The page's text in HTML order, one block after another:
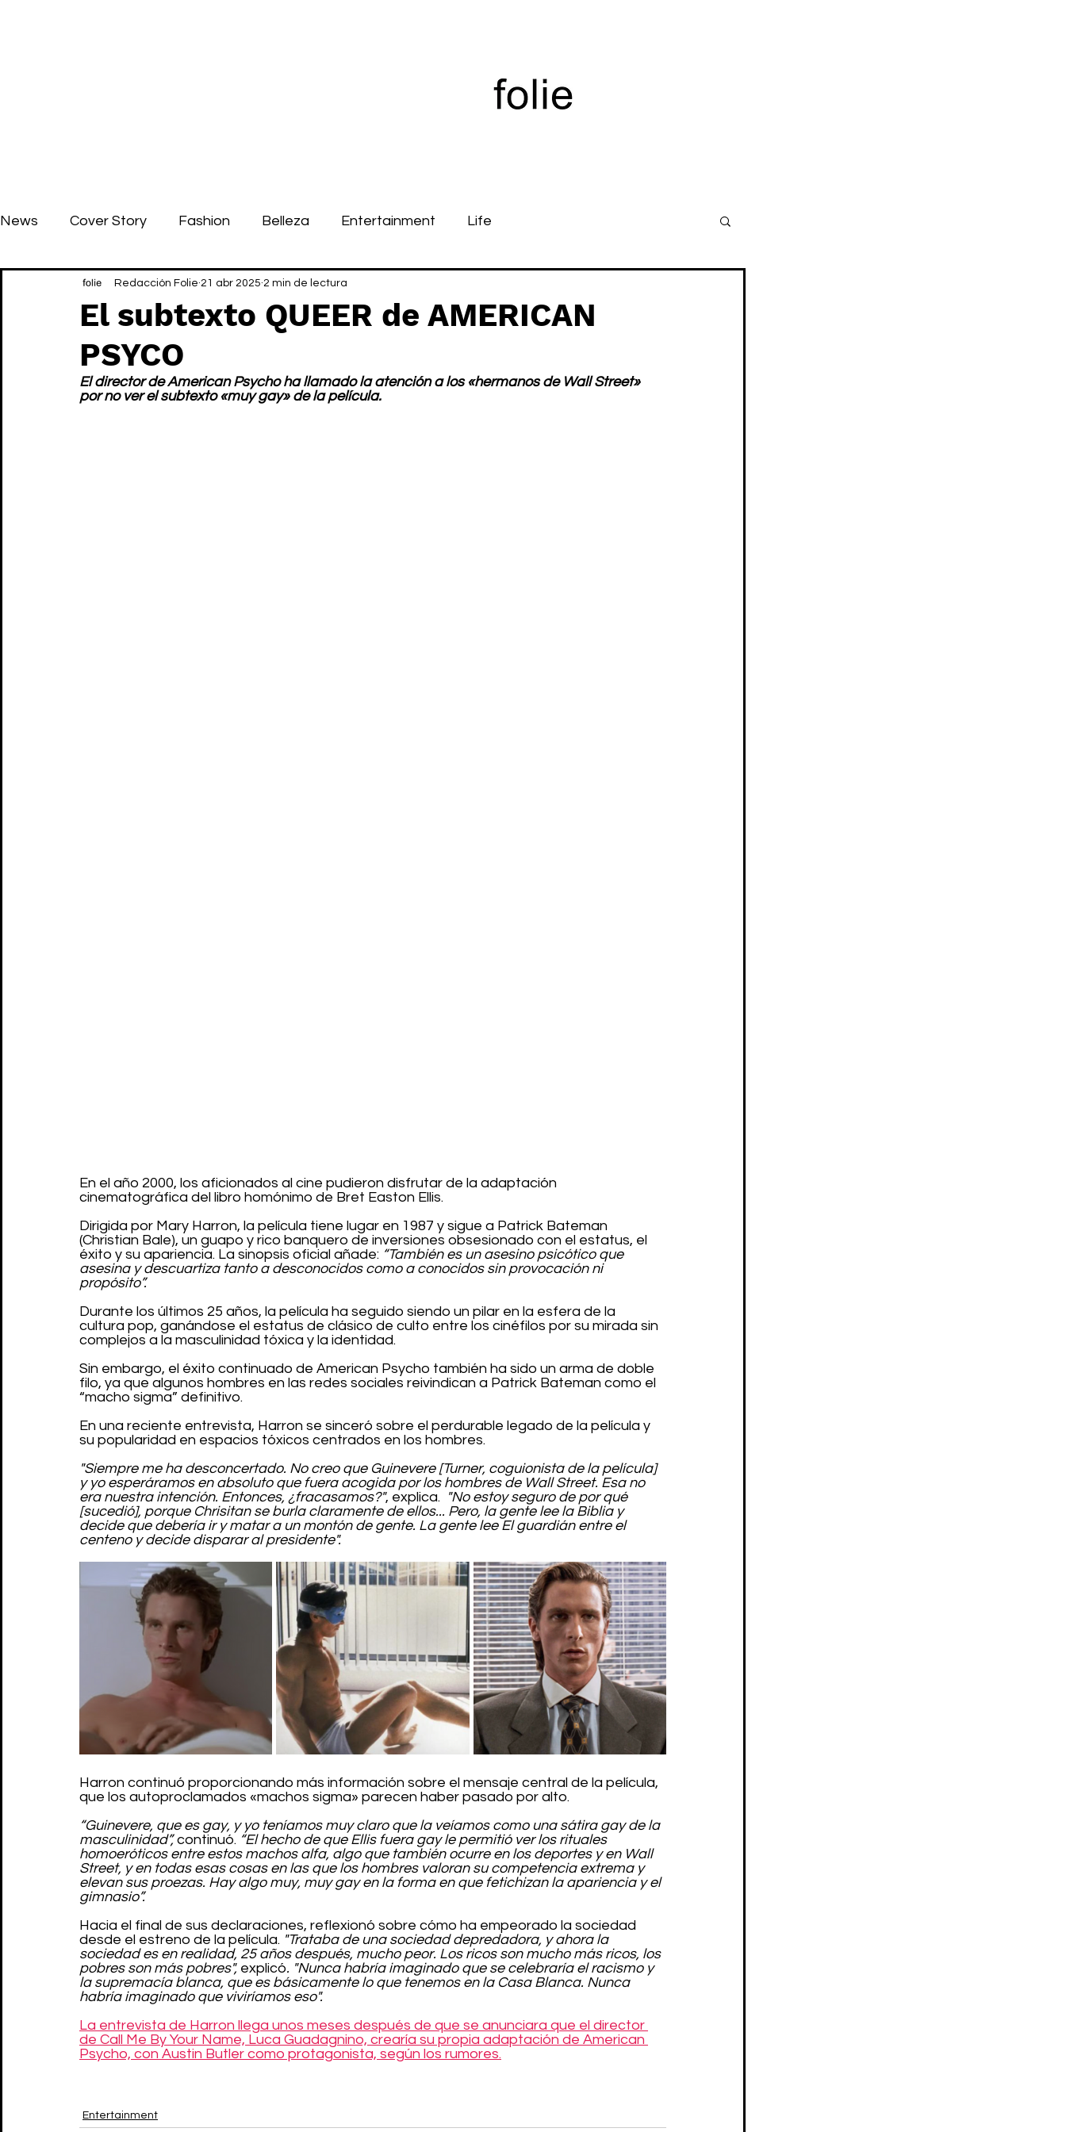
News Cover Story Fashion Belleza Entertainment Life
El subtexto QUEER de AMERICAN
PSYCO
Redacción Folie 21 abr 2025 2 min de lectura
El director de American Psycho ha llamado la atención a los «hermanos de Wall Street»
por no ver el subtexto «muy gay» de la película.
En el año 2000, los aficionados al cine pudieron disfrutar de la adaptación
cinematográfica del libro homónimo de Bret Easton Ellis.
Dirigida por Mary Harron, la película tiene lugar en 1987 y sigue a Patrick Bateman
(Christian Bale), un guapo y rico banquero de inversiones obsesionado con el estatus, el
éxito y su apariencia. La sinopsis oficial añade: “También es un asesino psicótico que
asesina y descuartiza tanto a desconocidos como a conocidos sin provocación ni
propósito”.
Durante los últimos 25 años, la película ha seguido siendo un pilar en la esfera de la
cultura pop, ganándose el estatus de clásico de culto entre los cinéfilos por su mirada sin
complejos a la masculinidad tóxica y la identidad.
Sin embargo, el éxito continuado de American Psycho también ha sido un arma de doble
filo, ya que algunos hombres en las redes sociales reivindican a Patrick Bateman como el
“macho sigma” definitivo.
En una reciente entrevista, Harron se sinceró sobre el perdurable legado de la película y
su popularidad en espacios tóxicos centrados en los hombres.
"Siempre me ha desconcertado. No creo que Guinevere [Turner, coguionista de la película]
y yo esperáramos en absoluto que fuera acogida por los hombres de Wall Street. Esa no
era nuestra intención. Entonces, ¿fracasamos?", explica.
"No estoy seguro de por qué
[sucedió], porque Chrisitan se burla claramente de ellos... Pero, la gente lee la Biblia y
decide que debería ir y matar a un montón de gente. La gente lee El guardián entre el
centeno y decide disparar al presidente".
Harron continuó proporcionando más información sobre el mensaje central de la película,
que los autoproclamados «machos sigma» parecen haber pasado por alto.
“Guinevere, que es gay, y yo teníamos muy claro que la veíamos como una sátira gay de la
masculinidad”, continuó. “El hecho de que Ellis fuera gay le permitió ver los rituales
homoeróticos entre estos machos alfa, algo que también ocurre en los deportes y en Wall
Street, y en todas esas cosas en las que los hombres valoran su competencia extrema y
elevan sus proezas. Hay algo muy, muy gay en la forma en que fetichizan la apariencia y el
gimnasio”.
Hacia el final de sus declaraciones, reflexionó sobre cómo ha empeorado la sociedad
desde el estreno de la película. "Trataba de una sociedad depredadora, y ahora la
sociedad es en realidad, 25 años después, mucho peor. Los ricos son mucho más ricos, los
pobres son más pobres", explicó. "Nunca habría imaginado que se celebraría el racismo y
la supremacía blanca, que es básicamente lo que tenemos en la Casa Blanca. Nunca
habría imaginado que viviríamos eso".
La entrevista de Harron llega unos meses después de que se anunciara que el director
de Call Me By Your Name, Luca Guadagnino, crearía su propia adaptación de American
Psycho, con Austin Butler como protagonista, según los rumores.
Entertainment